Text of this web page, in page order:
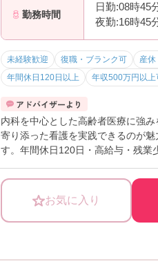
勤務時間
日勤:08時45
夜勤:16時45
未経験歓迎 復職・ブランク可 産休
年間休日120日以上
年収500万円以上
内科を中心とした高齢者医療に強
寄り添った看護を実践できるのが
す。年間休日120日・高給与・残業
―――――――――――――――
■ 高齢者医療に深く関われる環境
―――――――――――――――
お気に入り